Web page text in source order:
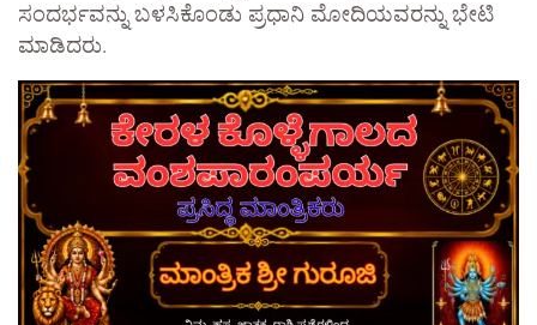
ಸಂದರ್ಭವನ್ನು ಬಳಸಿಕೊಂಡು ಪ್ರಧಾನಿ ಮೋದಿಯವರನ್ನು ಭೇಟಿ
ಮಾಡಿದರು.